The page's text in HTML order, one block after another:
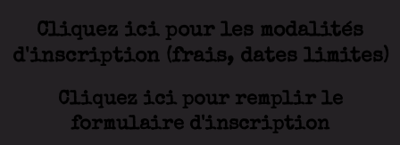
Cliquez ici pour les modalités
d'inscription (frais, dates limites)
Cliquez ici pour remplir le
formulaire d'inscription